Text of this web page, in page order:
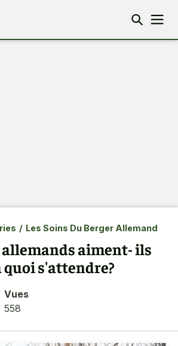
/ Les Soins Du Berger Allemand
allemands aiment- ils
quoi s'attendre?
Vues
558